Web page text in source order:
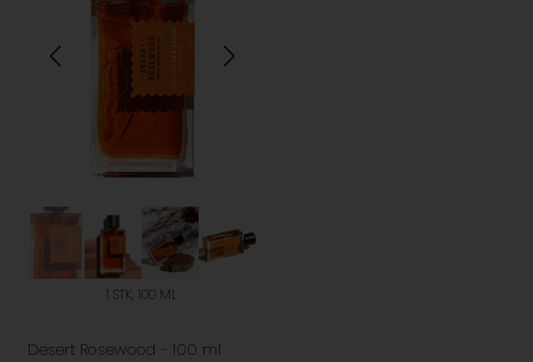
1 STK, 100 ML
Desert Rosewood - 100 ml